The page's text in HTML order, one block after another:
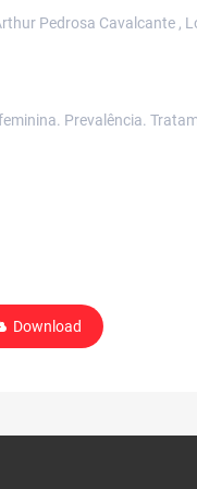
Pedrosa Cavalcante ,
Prevalência.
Download